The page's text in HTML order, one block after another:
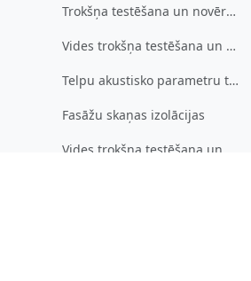
Trokšņa testēšana un novērtēšana Telpā
Vides trokšņa testēšana un novērtēšana
Telpu akustisko parametru testēšana
Fasāžu skaņas izolācijas